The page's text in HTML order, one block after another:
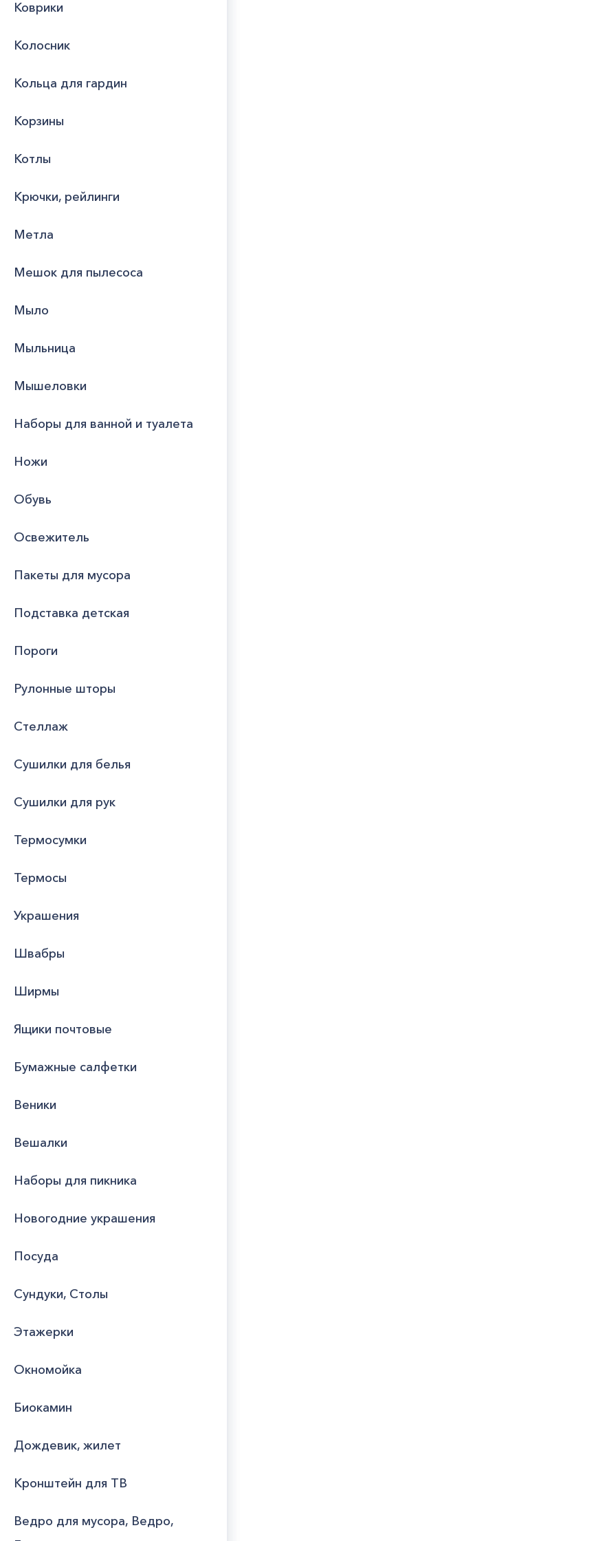
Коврики
Колосник
Кольца для гардин
Корзины
Котлы
Крючки, рейлинги
Метла
Мешок для пылесоса
Мыло
Мыльница
Мышеловки
Наборы для ванной и туалета
Ножи
Обувь
Освежитель
Пакеты для мусора
Подставка детская
Пороги
Рулонные шторы
Стеллаж
Сушилки для белья
Сушилки для рук
Термосумки
Термосы
Украшения
Швабры
Ширмы
Ящики почтовые
Бумажные салфетки
Веники
Вешалки
Наборы для пикника
Новогодние украшения
Посуда
Сундуки, Столы
Этажерки
Окномойка
Биокамин
Дождевик, жилет
Кронштейн для ТВ
Ведро для мусора, Ведро,